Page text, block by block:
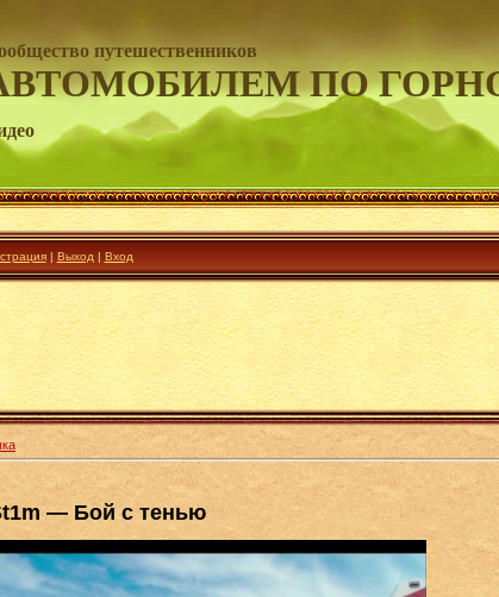
путешественников
ПО
| Выход | Вход
— Бой с тенью